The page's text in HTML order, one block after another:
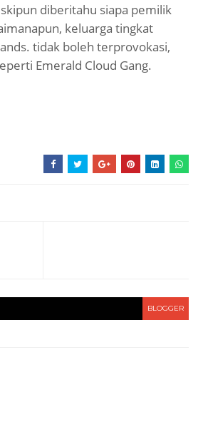
diberitahu siapa pemilik
keluarga tingkat
tidak boleh terprovokasi,
Emerald Cloud Gang.
BLOGGER